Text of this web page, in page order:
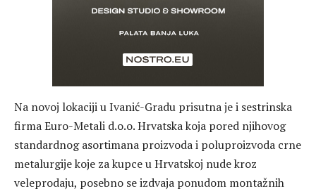
Na novoj lokaciji u Ivanić-Gradu prisutna je i sestrinska
firma Euro-Metali d.o.o. Hrvatska koja pored njihovog
standardnog asortimana proizvoda i poluproizvoda crne
metalurgije koje za kupce u Hrvatskoj nude kroz
veleprodaju, posebno se izdvaja ponudom montažnih